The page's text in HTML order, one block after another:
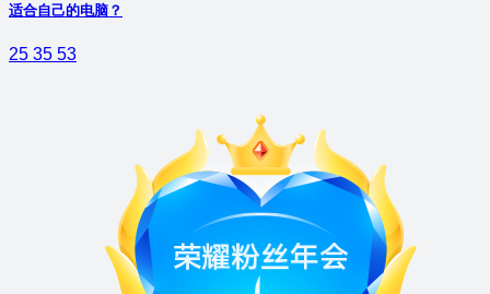
适合自己的电脑？
25 35 53